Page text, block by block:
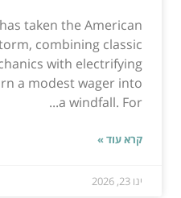
taken the American
combining classic
with electrifying
a modest wager into
a windfall. For...
קרא עוד »
ינו 23, 2026